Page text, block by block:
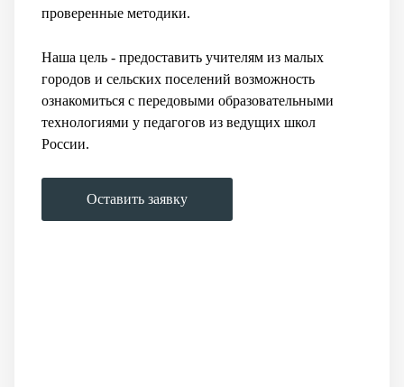
проверенные методики.
Наша цель - предоставить учителям из малых
городов и сельских поселений возможность
ознакомиться с передовыми образовательными
технологиями у педагогов из ведущих школ
России.
Оставить заявку